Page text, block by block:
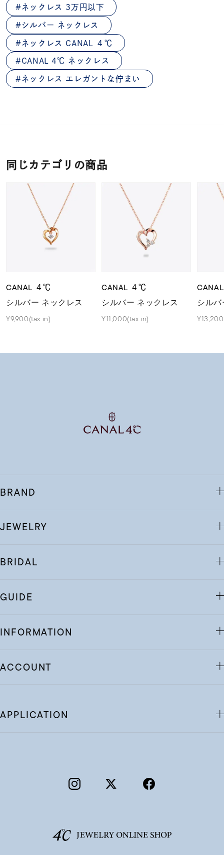
ネックレス 3万円以下
シルバー ネックレス
ネックレス CANAL ４℃
CANAL 4℃ ネックレス
ネックレス エレガントな佇まい
同じカテゴリの商品
CANAL ４℃
シルバー ネックレス
¥9,900(tax in)
CANAL ４℃
シルバー ネックレス
¥11,000(tax in)
シル
BRAND
JEWELRY
BRIDAL
GUIDE
INFORMATION
ACCOUNT
APPLICATION